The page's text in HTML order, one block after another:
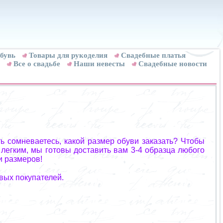
Товары для рукоделия
Cвадебные платья
Все о свадьбе
Наши невесты Свадебные новости
какой размер обуви заказать? Чтобы
мы готовы доставить вам 3-4 образца любого
размеров!
покупателей.